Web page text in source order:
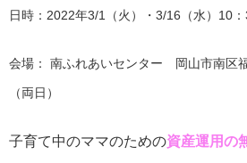
日時：2022年3/1（火）・3/16（水）10
会場： 南ふれあいセンター 岡山市南区
（両日）
子育て中のママのための資産運用の